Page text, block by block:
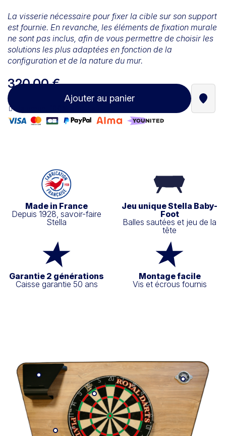
La visserie nécessaire pour fixer la cible sur son support
est fournie. En revanche, les éléments de fixation murale
ne sont pas inclus, afin de vous permettre de choisir les
solutions les plus adaptées en fonction de la
configuration et de la nature du mur.
320,00 €
Ajouter au panier
Made in France
Depuis 1928, savoir-faire
Stella
Jeu unique Stella Baby-
Foot
Balles sautées et jeu de la
tête
Garantie 2 générations
Caisse garantie 50 ans
Montage facile
Vis et écrous fournis